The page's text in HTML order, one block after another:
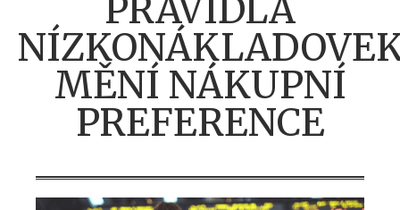
PRAVIDLA
MĚNÍ NÁKUPNÍ
PREFERENCE